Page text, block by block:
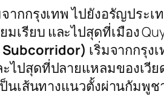
จากกรุงเทพ ไปยังอรัญประ
เรียบ และไปสุดที่เมือง
Subcorridor) เริ่มจากกรุง
ไปสุดที่ปลายแหลมของเวีย
นเส้นทางแนวตั้งผ่านกัมพูช